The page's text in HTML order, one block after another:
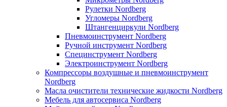
Рулетки Nordberg
Угломеры Nordberg
Штангенциркули Nordberg
Пневмоинструмент Nordberg
Ручной инструмент Nordberg
Специнструмент Nordberg
Электроинструмент Nordberg
Компрессоры воздушные и пневмоинструмент
Nordberg
Масла очистители технические жидкости Nordberg
Мебель для автосервиса Nordberg